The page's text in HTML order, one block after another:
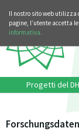
Il nostro sito web utilizza
pagine, l’utente accetta
informativa.
Progetti del